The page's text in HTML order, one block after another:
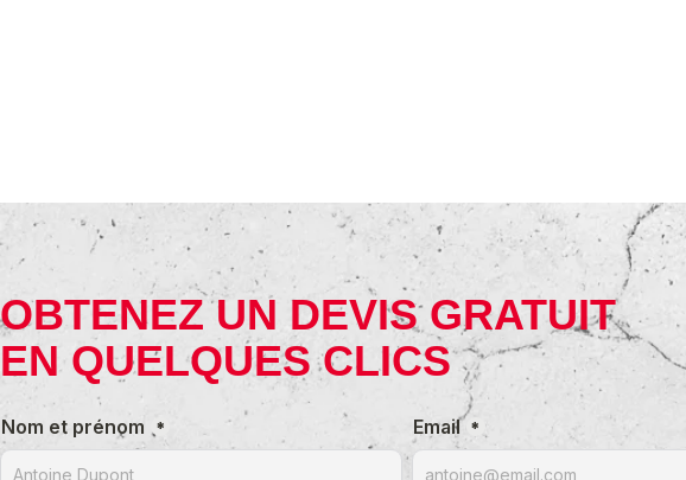
OBTENEZ UN DEVIS GRATUIT
EN QUELQUES CLICS